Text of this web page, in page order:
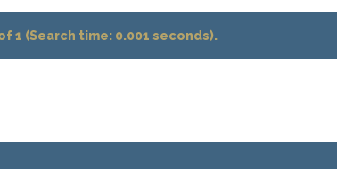
1 (Search time: 0.001 seconds).